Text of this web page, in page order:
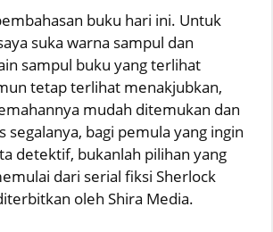
buku hari ini. Untuk
suka warna sampul dan
sampul buku yang terlihat
tetap terlihat menakjubkan,
mudah ditemukan dan
segalanya, bagi pemula yang ingin
detektif, bukanlah pilihan yang
dari serial fiksi Sherlock
oleh Shira Media.